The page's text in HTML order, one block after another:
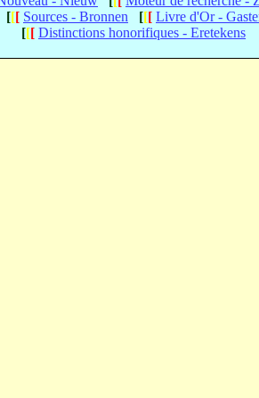
[[[ Sources - Bronnen [[[ Livre d'Or -
[[[ Distinctions honorifiques - Eretekens